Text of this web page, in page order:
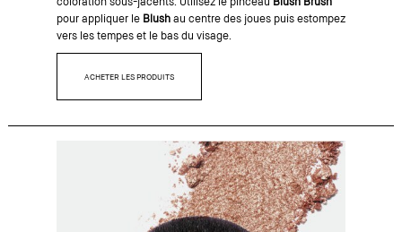
pour appliquer le Blushau centre des joues puis estompez
vers les tempes et le bas du visage.
ACHETER LES PRODUITS